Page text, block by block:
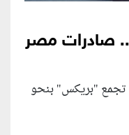
دولار.. صادرات مصر
تجمع "بريكس" بنحو